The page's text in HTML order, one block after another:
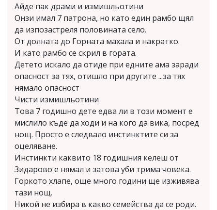
Айде пак драми и измишльотини
Онзи имал 7 патрона, но като един рамбо щял
да изпозастреля половината село.
От долната до Горната махала и накратко.
И като рамбо се скрил в гората.
Детето искало да отиде при едните ама заради
опасност за тях, отишло при другите ...за тях
нямало опасност
Чисти измишльотини
Това 7 годишно дете едва ли в този момент е
мислило къде да ходи и на кого да вика, посред
нощ. Просто е следвало инстинктите си за
оцеляване.
Инстинкти каквито 18 годишния келеш от
Зидарово е нямал и затова уби трима човека.
Горкото хлапе, още много години ще изживява
тази нощ.
Никой не избира в какво семейства да се роди.